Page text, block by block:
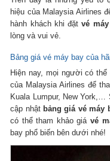
hiệu của Malaysia Airlines
hành khách khi đặtvé
lòng và vui vẻ.
Bảng giá vé máy bay của
Hiện nay, mọi người có
của Malaysia Airlines để
Kuala Lumpur, New
cập nhật bảng giá vé máy
có thể tham khảo giá vé
bay phổ biến bên dưới nhé!